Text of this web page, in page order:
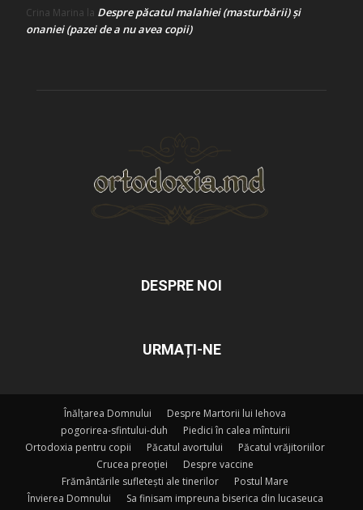
Crina Marina la Despre păcatul malahiei (masturbării) şi
onaniei (pazei de a nu avea copii)
DESPRE NOI
URMAȚI-NE
Înălțarea Domnului
Despre Martorii lui Iehova
pogorirea-sfintului-duh
Piedici în calea mîntuirii
Ortodoxia pentru copii
Păcatul avortului
Păcatul vrăjitoriilor
Crucea preoției
Despre vaccine
Frământările sufletești ale tinerilor
Postul Mare
Învierea Domnului
Sa finisam impreuna biserica din lucaseuca